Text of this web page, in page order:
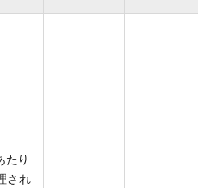
たり
され